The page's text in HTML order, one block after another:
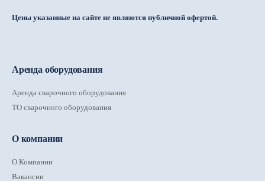
Цены указанные на сайте не являются публичной офертой.
Аренда оборудования
Аренда сварочного оборудования
ТО сварочного оборудования
О компании
О Компании
Вакансии